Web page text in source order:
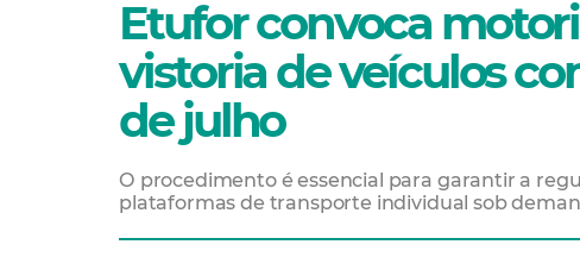
Etufor convoca
vistoria de veículos
de julho
O procedimento é essencial para garantir a
plataformas de transporte individual sob